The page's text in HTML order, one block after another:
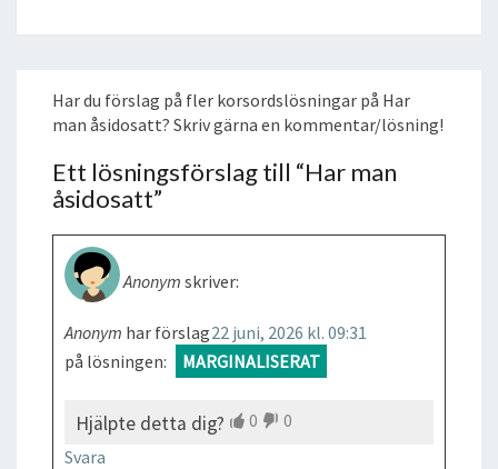
Har du förslag på fler korsordslösningar på Har
man åsidosatt? Skriv gärna en kommentar/lösning!
Ett lösningsförslag till “Har man
åsidosatt”
Anonym skriver:
22 juni, 2026 kl. 09:31
Anonym har förslag
på lösningen:
MARGINALISERAT
Hjälpte detta dig? 0
0
Svara